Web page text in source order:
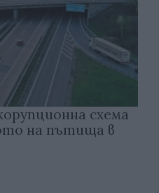
схема
на пътища в